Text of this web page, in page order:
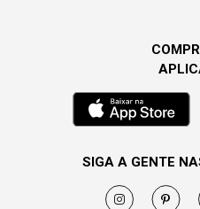
SIGA A GENTE